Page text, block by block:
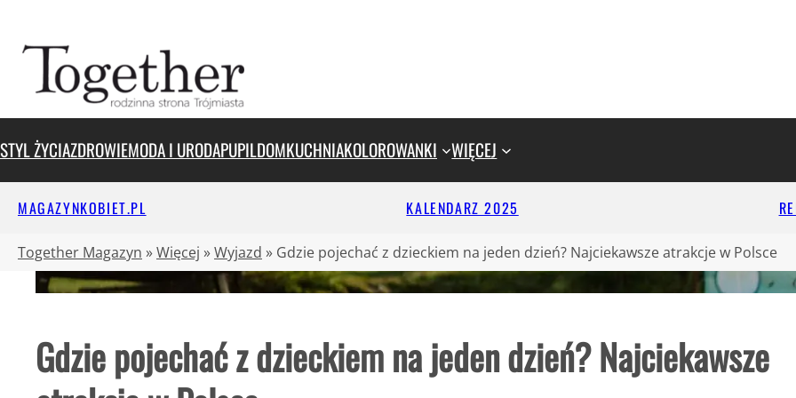
treści
STYL ŻYCIAZDROWIEMODA I URODAPUPILDOMKUCHNIAKOLOROWANKI WIĘCEJ
MAGAZYNKOBIET.PL KALENDARZ 2025
Together Magazyn »Więcej »Wyjazd » Gdzie pojechać z dzieckiem na jeden dzień? Najciekawsze atrakcje w Polsce
Gdzie pojechać z dzieckiem na jeden dzień? Najciekawsze